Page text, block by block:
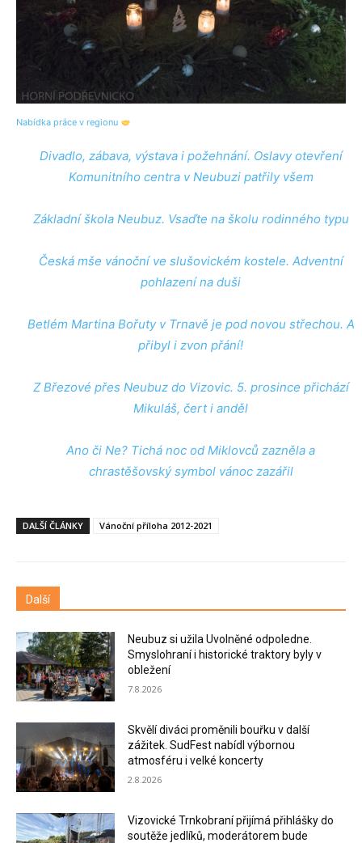
Nabídka práce v regionu
Divadlo, zábava, výstava i požehnání. Oslavy otevření
Komunitního centra v Neubuzi patřily všem
Základní škola Neubuz. Vsaďte na školu rodinného typu
Česká mše vánoční ve slušovickém kostele. Adventní
pohlazení na duši
Betlém Martina Bořuty v Trnavě je pod novou střechou. A
přibyl i zvon přání!
Z Březové přes Neubuz do Vizovic. 5. prosince přichází
Mikuláš, čert i anděl
Ano či Ne? Tichá noc od Miklovců zazněla a
chrastěšovský symbol vánoc zazářil
DALŠÍ ČLÁNKY Vánoční příloha 2012-2021
Další
Neubuz si užila Uvolněné odpoledne.
Smyslohraní i historické traktory byly v
obležení
7.8.2026
Skvělí diváci proměnili bouřku v další
zážitek. SudFest nabídl výbornou
atmosféru i velké koncerty
2.8.2026
Vizovické Trnkobraní přijímá přihlášky do
soutěže jedlíků, moderátorem bude